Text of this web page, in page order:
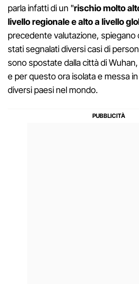
parla infatti di un "rischio molto
livello regionale e alto a livello
precedente valutazione, spiegano
stati segnalati diversi casi di
sono spostate dalla città di
e per questo ora isolata e messa
diversi paesi nel mondo.